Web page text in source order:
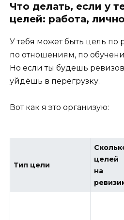
Что делать, если у
целей: работа,
У тебя может быть цель по
по отношениям, по
Но если ты будешь
уйдёшь в перегрузку.
Вот как я это организую:
Тип цели
целей
на